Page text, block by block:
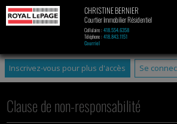
Inscrivez-vous pour plus d'accès Se
CHRISTINE BERNIER
Courtier Immobilier Résidentiel
Cellulaire : 418.554.6358
Téléphone : 418.843.1151
Courriel
Clause de non-responsabilité